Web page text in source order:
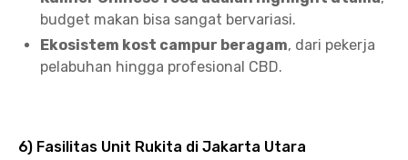
budget makan bisa sangat bervariasi.
Ekosistem kost campur beragam, dari pekerja
pelabuhan hingga profesional CBD.
6) Fasilitas Unit Rukita di Jakarta Utara